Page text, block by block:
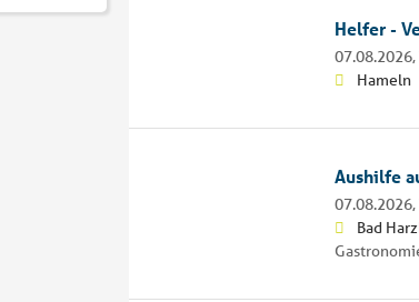
Helfer -
07.08.2026,
Hameln
Aushilfe
07.08.2026,
Bad